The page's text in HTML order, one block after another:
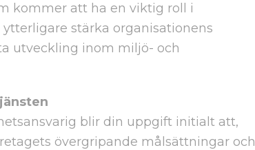
kommer att ha en viktig roll i
stärka organisationens
utveckling inom miljö- och
blir din uppgift initialt att,
övergripande målsättningar och